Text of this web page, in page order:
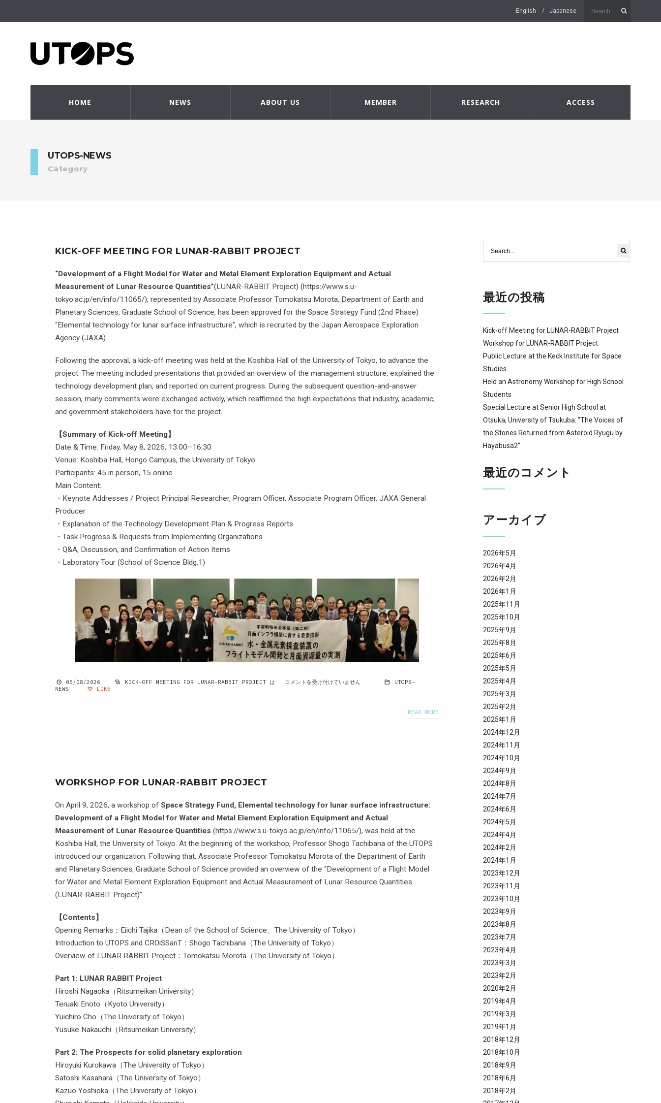
English Japanese
HOME NEWS ABOUT US MEMBER RESEARCH ACCESS
UTOPS-NEWS
Category
KICK-OFF MEETING FOR LUNAR-RABBIT PROJECT
“Development of a Flight Model for Water and Metal Element Exploration Equipment and Actual
Measurement of Lunar Resource Quantities”(LUNAR-RABBIT Project) (https://www.s.u-
tokyo.ac.jp/en/info/11065/), represented by Associate Professor Tomokatsu Morota, Department of Earth and
Planetary Sciences, Graduate School of Science, has been approved for the Space Strategy Fund (2nd Phase)
“Elemental technology for lunar surface infrastructure”, which is recruited by the Japan Aerospace Exploration
Agency (JAXA).
Following the approval, a kick-off meeting was held at the Koshiba Hall of the University of Tokyo, to advance the
project. The meeting included presentations that provided an overview of the management structure, explained the
technology development plan, and reported on current progress. During the subsequent question-and-answer
session, many comments were exchanged actively, which reaffirmed the high expectations that industry, academic,
and government stakeholders have for the project.
【Summary of Kick-off Meeting】
Date & Time: Friday, May 8, 2026, 13:00–16:30
Venue: Koshiba Hall, Hongo Campus, the University of Tokyo
Participants: 45 in person, 15 online
Main Content:
・Keynote Addresses / Project Principal Researcher, Program Officer, Associate Program Officer, JAXA General
Producer
・Explanation of the Technology Development Plan & Progress Reports
・Task Progress & Requests from Implementing Organizations
・Q&A, Discussion, and Confirmation of Action Items
・Laboratory Tour (School of Science Bldg.1)
05/08/2026 KICK-OFF MEETING FOR LUNAR-RABBIT PROJECT は コメントを受け付けていません
UTOPS-
NEWS
LIKE
READ MORE
WORKSHOP FOR LUNAR-RABBIT PROJECT
On April 9, 2026, a workshop of Space Strategy Fund, Elemental technology for lunar surface infrastructure:
Development of a Flight Model for Water and Metal Element Exploration Equipment and Actual
Measurement of Lunar Resource Quantities (https://www.s.u-tokyo.ac.jp/en/info/11065/), was held at the
Koshiba Hall, the University of Tokyo. At the beginning of the workshop, Professor Shogo Tachibana of the UTOPS
introduced our organization. Following that, Associate Professor Tomokatsu Morota of the Department of Earth
and Planetary Sciences, Graduate School of Science provided an overview of the “Development of a Flight Model
for Water and Metal Element Exploration Equipment and Actual Measurement of Lunar Resource Quantities
(LUNAR-RABBIT Project)”.
【Contents】
Opening Remarks：Eiichi Tajika（Dean of the School of Science、The University of Tokyo）
Introduction to UTOPS and CROiSSanT：Shogo Tachibana（The University of Tokyo）
Overview of LUNAR RABBIT Project：Tomokatsu Morota（The University of Tokyo）
Part 1: LUNAR RABBIT Project
Hiroshi Nagaoka（Ritsumeikan University）
Teruaki Enoto（Kyoto University）
Yuichiro Cho（The University of Tokyo）
Yusuke Nakauchi（Ritsumeikan University）
Part 2: The Prospects for solid planetary exploration
Hiroyuki Kurokawa（The University of Tokyo）
Satoshi Kasahara（The University of Tokyo）
Kazuo Yoshioka（The University of Tokyo）
最近の投稿
Kick-off Meeting for LUNAR-RABBIT Project
Workshop for LUNAR-RABBIT Project
Public Lecture at the Keck Institute for Space
Studies
Held an Astronomy Workshop for High School
Students
Special Lecture at Senior High School at
Otsuka, University of Tsukuba: “The Voices of
the Stones Returned from Asteroid Ryugu by
Hayabusa2”
最近のコメント
アーカイブ
2026年5月
2026年4月
2026年2月
2026年1月
2025年11月
2025年10月
2025年9月
2025年8月
2025年6月
2025年5月
2025年4月
2025年3月
2025年2月
2025年1月
2024年12月
2024年11月
2024年10月
2024年9月
2024年8月
2024年7月
2024年6月
2024年5月
2024年4月
2024年2月
2024年1月
2023年12月
2023年11月
2023年10月
2023年9月
2023年8月
2023年7月
2023年4月
2023年3月
2023年2月
2020年2月
2019年4月
2019年3月
2019年1月
2018年12月
2018年10月
2018年9月
2018年6月
2018年2月